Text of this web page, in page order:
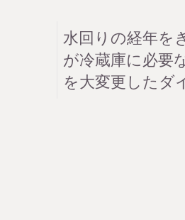
水回りの経年を
が冷蔵庫に必要
を大変更したダ